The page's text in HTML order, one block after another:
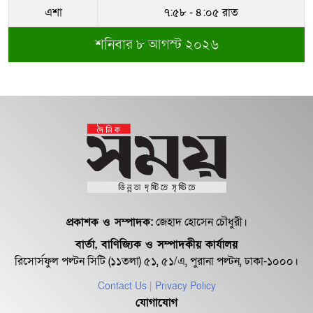
আতাউর রহমান
অবশেষে বরখাস্ত রাজউকের শফিউল্লাহ
১৮ জুলাই সব মোবাইল গ্রাহকরা পাবেন
১ জিবি ফ্রি ইন্টারনেট
শেরে বাংলা বালিকা মহাবিদ্যালয়ে ‘নিয়ম
এশা
৭:৫৮ - ৪:০৫ রাত
শনিবার ৮ আগস্ট ২০২৬
প্রকাশক ও সম্পাদক:জেহাদ হোসেন চৌধুরী।
বার্তা, বাণিজ্যিক ও সম্পাদকীয় কার্যালয়
রিসোর্সফুল পল্টন সিটি (১১তলা) ৫১, ৫১/এ, পুরানা পল্টন, ঢাকা-১০০০।
Contact Us | Privacy Policy
যোগাযোগ